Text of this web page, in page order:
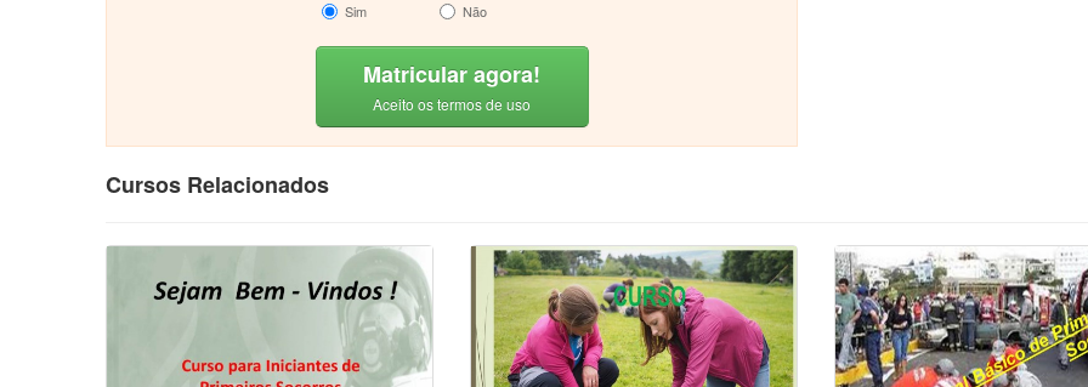
Sim Não
Matricular agora!
Aceito os termos de uso
Cursos Relacionados